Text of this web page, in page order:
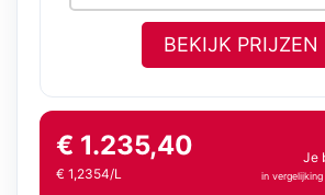
BEKIJK PRIJZEN
€ 1.235,40
€ 1,2354/L
Je
in